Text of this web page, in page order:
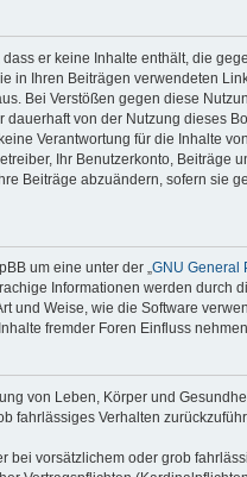
er keine Inhalte enthält, die
in Ihren Beiträgen verwendeten
Bei Verstößen gegen diese
von der Nutzung dieses
Verantwortung für die Inhalte
Ihr Benutzerkonto, Beiträge
Beiträge abzuändern, sofern sie
um eine unter der „GNU General
Informationen werden durch
und Weise, wie die Software
fremder Foren Einfluss
von Leben, Körper und
fahrlässiges Verhalten
bei vorsätzlichem oder grob